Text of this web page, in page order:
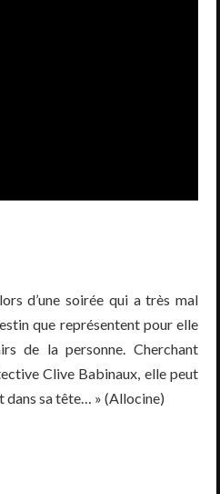
d’une soirée qui a très mal
que représentent pour elle
de la personne. Cherchant
Clive Babinaux, elle peut
dans sa tête… » (Allocine)